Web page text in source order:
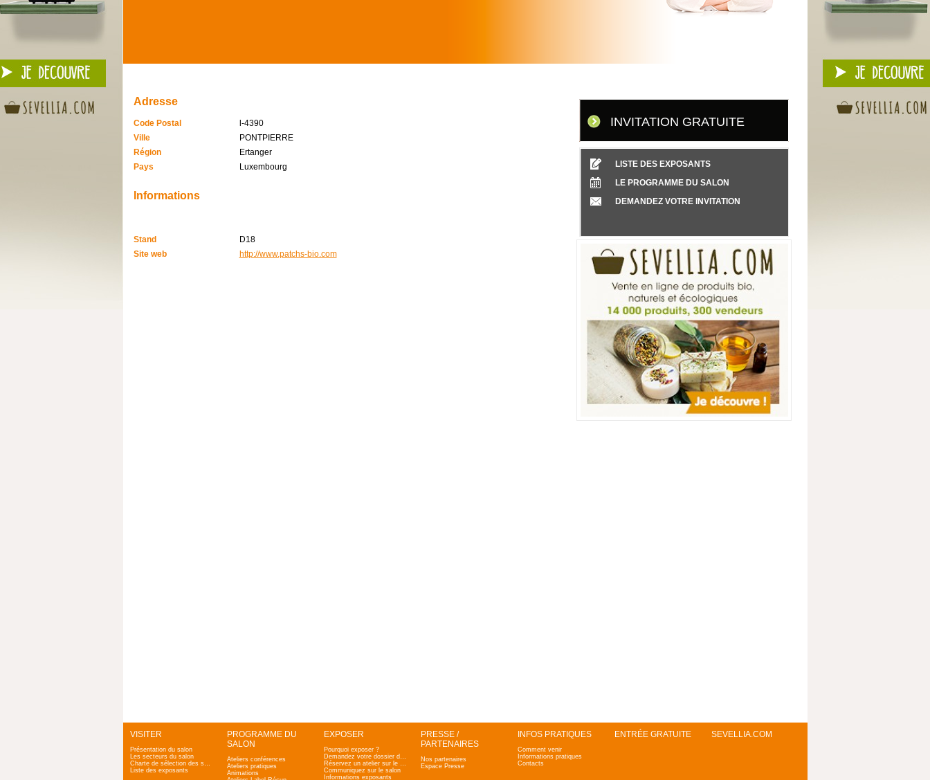
INVITATION GRATUITE
LISTE DES EXPOSANTS
LE PROGRAMME DU SALON
DEMANDEZ VOTRE INVITATION
Adresse
Code Postal
l-4390
Ville
PONTPIERRE
Région
Ertanger
Pays
Luxembourg
Informations
Stand
D18
Site web
http://www.patchs-bio.com
VISITER
Présentation du salon
Les secteurs du salon
Charte de sélection des salons Zen & Bio
Liste des exposants
PROGRAMME DU
SALON
Ateliers conférences
Ateliers pratiques
Animations
EXPOSER
Pourquoi exposer ?
Demandez votre dossier d'admission
Réservez un atelier sur le salon
Communiquez sur le salon
Informations exposants
PRESSE /
PARTENAIRES
Nos partenaires
Espace Presse
INFOS PRATIQUES
Comment venir
Informations pratiques
Contacts
ENTRÉE GRATUITE SEVELLIA.COM